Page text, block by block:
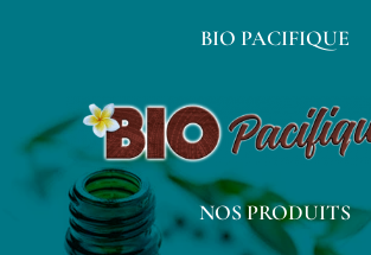
BIO PACIFIQUE
NOS PRODUITS